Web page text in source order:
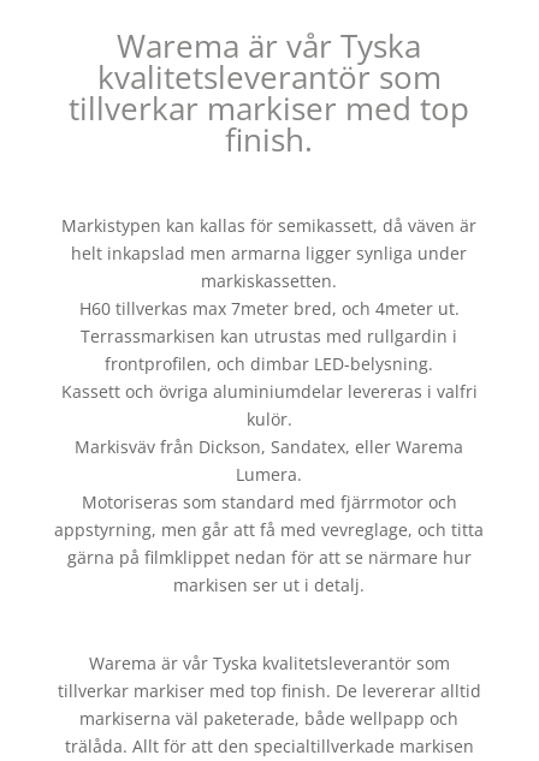
Warema är vår Tyska
kvalitetsleverantör som
tillverkar markiser med top
finish.
Markistypen kan kallas för semikassett, då väven är
helt inkapslad men armarna ligger synliga under
markiskassetten.
H60 tillverkas max 7meter bred, och 4meter ut.
Terrassmarkisen kan utrustas med rullgardin i
frontprofilen, och dimbar LED-belysning.
Kassett och övriga aluminiumdelar levereras i valfri
kulör.
Markisväv från Dickson, Sandatex, eller Warema
Lumera.
Motoriseras som standard med fjärrmotor och
appstyrning, men går att få med vevreglage, och titta
gärna på filmklippet nedan för att se närmare hur
markisen ser ut i detalj.
Warema är vår Tyska kvalitetsleverantör som
tillverkar markiser med top finish. De levererar alltid
markiserna väl paketerade, både wellpapp och
trälåda. Allt för att den specialtillverkade markisen